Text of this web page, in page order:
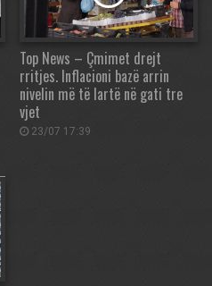
Top News – Çmimet drejt
rritjes. Inflacioni bazë arrin
nivelin më të lartë në gati tre
vjet
23/07 17:39